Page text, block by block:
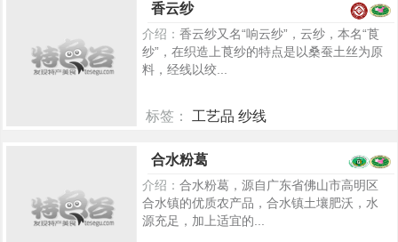
香云纱
介绍： 香云纱又名“响云纱”，云纱，本名“莨
纱”，在织造上莨纱的特点是以桑蚕土丝为原
料，经线以绞...
标签： 工艺品 纱线
合水粉葛
介绍： 合水粉葛，源自广东省佛山市高明区
合水镇的优质农产品，合水镇土壤肥沃，水
源充足，加上适宜的...